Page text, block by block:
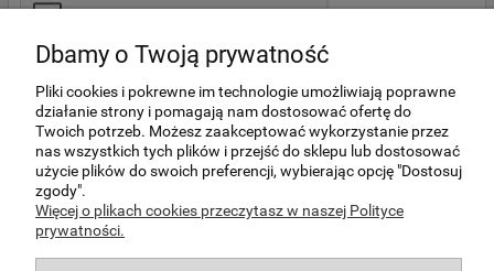
O NAS
Dbamy o Twoją prywatność
Pliki cookies i pokrewne im technologie umożliwiają poprawne
działanie strony i pomagają nam dostosować ofertę do
Twoich potrzeb. Możesz zaakceptować wykorzystanie przez
nas wszystkich tych plików i przejść do sklepu lub dostosować
użycie plików do swoich preferencji, wybierając opcję "Dostosuj
zgody".
Więcej o plikach cookies przeczytasz w naszej Polityce
prywatności.